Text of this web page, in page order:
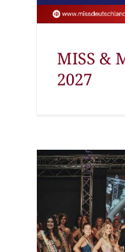
MISS &
2027